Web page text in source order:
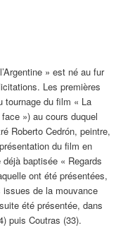
» est né au fur
Les premières
tournage du film « La
») au cours duquel
Roberto Cedrón, peintre,
du film en
baptisée « Regards
ont été présentées,
issues de la mouvance
été présentée, dans
puis Coutras (33).